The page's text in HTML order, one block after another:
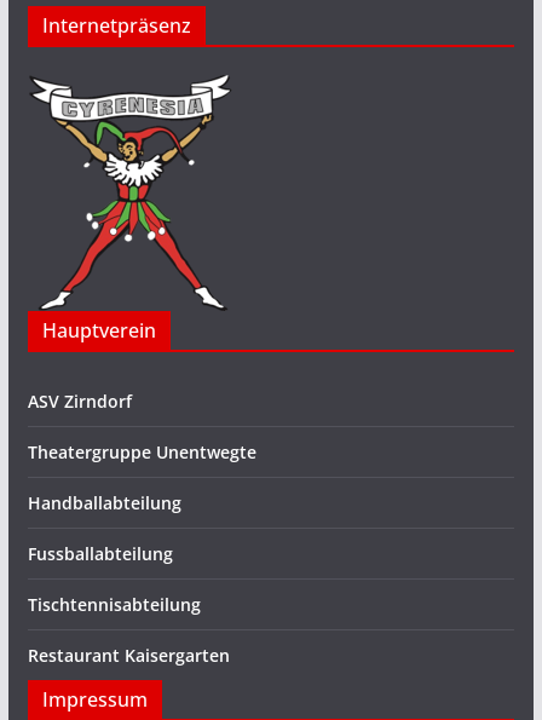
Internetpräsenz
Hauptverein
ASV Zirndorf
Theatergruppe Unentwegte
Handballabteilung
Fussballabteilung
Tischtennisabteilung
Restaurant Kaisergarten
Impressum